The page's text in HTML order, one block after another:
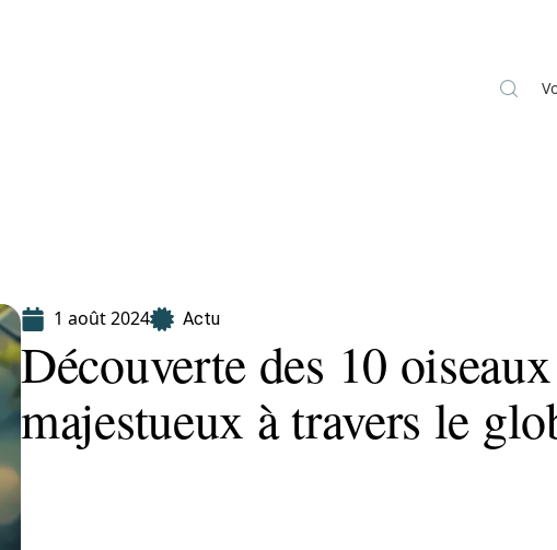
1 août 2024 Actu
Découverte des 10
majestueux à travers le